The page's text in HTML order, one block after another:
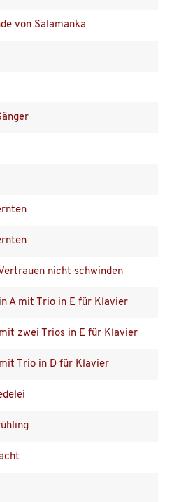
von Salamanka
nicht schwinden
A mit Trio in E für Klavier
zwei Trios in E für Klavier
Trio in D für Klavier